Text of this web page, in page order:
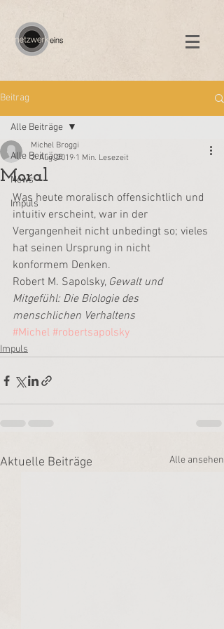
Beitrag
Alle Beiträge
News
Impuls
Alle Beiträge
Moral
Michel Broggi
2. Aug. 2019 1 Min. Lesezeit
Was heute moralisch offensichtlich und
intuitiv erscheint, war in der
Vergangenheit nicht unbedingt so; vieles
hat seinen Ursprung in nicht
konformem Denken.
Robert M. Sapolsky, Gewalt und
Mitgefühl: Die Biologie des
menschlichen Verhaltens
#Michel #robertsapolsky
Impuls
Aktuelle Beiträge Alle ansehen